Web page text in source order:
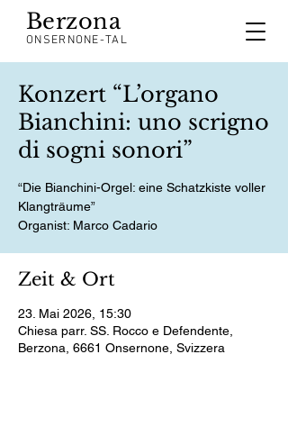
Berzona
ONSERNONE-TAL
Konzert “L’organo
Bianchini: uno scrigno
di sogni sonori”
“Die Bianchini-Orgel: eine Schatzkiste voller
Klangträume”
Zeit & Ort
23. Mai 2026, 15:30
Chiesa parr. SS. Rocco e Defendente,
Berzona, 6661 Onsernone, Svizzera